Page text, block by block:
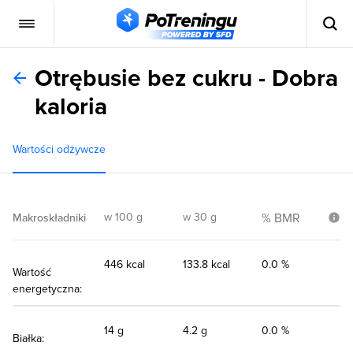
Otrębusie bez cukru - Dobra
kaloria
Wartości odżywcze
Makroskładniki w 100 g w 30 g % BMR
Wartość
energetyczna:
446 kcal 133.8 kcal 0.0 %
Białka:
14 g 4.2 g 0.0 %